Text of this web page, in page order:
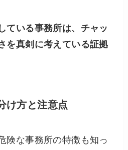
ている事務所は、チャッ
を真剣に考えている証拠
け方と注意点
険な事務所の特徴も知っ